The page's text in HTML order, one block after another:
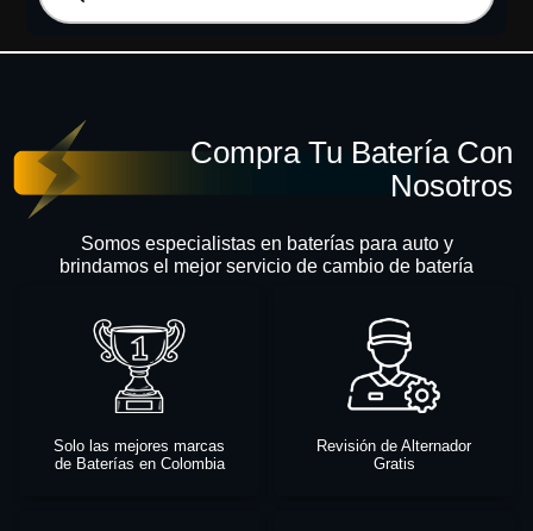
Compra Tu Batería Con
Nosotros
Somos especialistas en baterías para auto y
brindamos el mejor servicio de cambio de batería
Solo las mejores marcas
de Baterías en Colombia
Revisión de Alternador
Gratis